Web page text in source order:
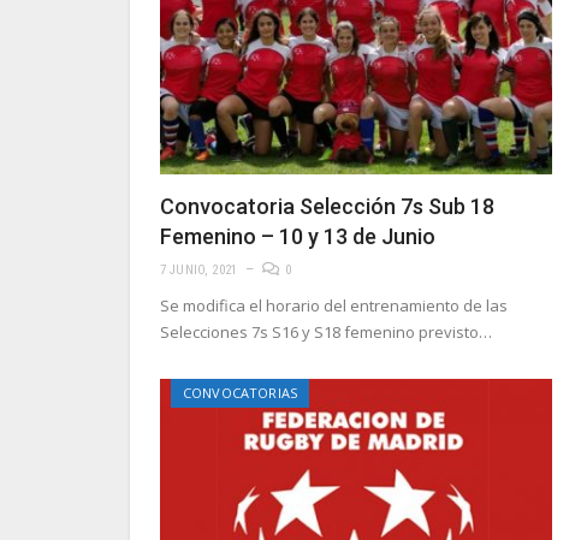
Convocatoria Selección 7s Sub 18
Femenino – 10 y 13 de Junio
7 JUNIO, 2021 0
Se modifica el horario del entrenamiento de las
Selecciones 7s S16 y S18 femenino previsto…
CONVOCATORIAS